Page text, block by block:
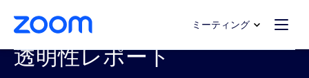
テンツへスキップ
ットへスキップ ミーティング
透明性レポート